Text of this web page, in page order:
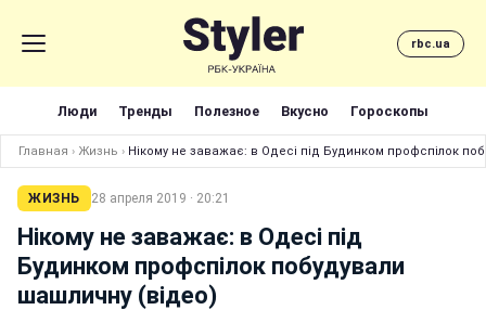
rbc.ua
Люди Тренды Полезное Вкусно Гороскопы
Главная › Жизнь › Нікому не заважає: в Одесі під Будинком профспілок
ЖИЗНЬ 28 апреля 2019 · 20:21
Нікому не заважає: в Одесі під
Будинком профспілок побудували
шашличну (відео)